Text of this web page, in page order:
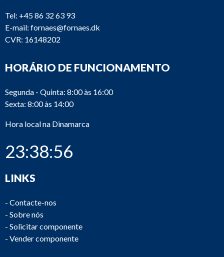
Tel: +45 86 32 63 93
E-mail: fornaes@fornaes.dk
CVR: 16148202
HORÁRIO DE FUNCIONAMENTO
Segunda - Quinta: 8:00 às 16:00
Sexta: 8:00 às 14:00
Hora local na Dinamarca
23:38:56
LINKS
- Contacte-nos
- Sobre nós
- Solicitar componente
- Vender componente